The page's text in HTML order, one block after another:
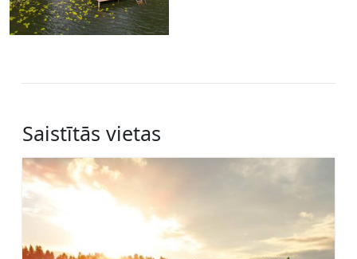
Saistītās vietas